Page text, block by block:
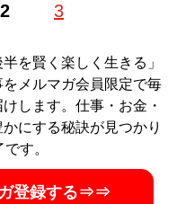
2 3
を賢く楽しく生きる」
メルマガ会員限定で毎
します。仕事・お金・
にする秘訣が見つかり
す。
登録する⇒⇒